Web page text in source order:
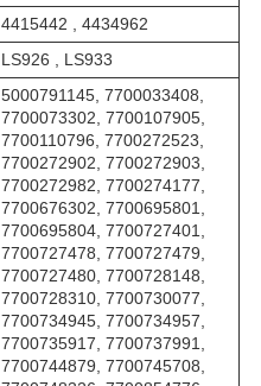
4415442 , 4434962
LS926 , LS933
5000791145, 7700033408,
7700073302, 7700107905,
7700110796, 7700272523,
7700272902, 7700272903,
7700272982, 7700274177,
7700676302, 7700695801,
7700695804, 7700727401,
7700727478, 7700727479,
7700727480, 7700728148,
7700728310, 7700730077,
7700734945, 7700734957,
7700735917, 7700737991,
7700744879, 7700745708,